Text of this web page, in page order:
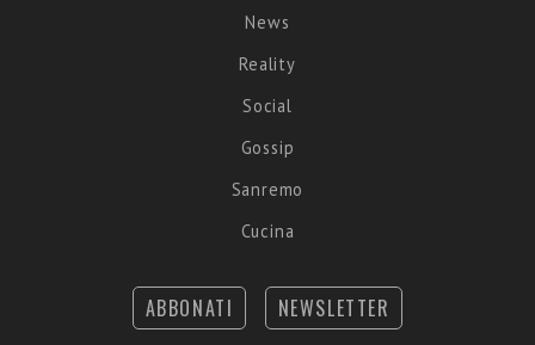
News
Reality
Social
Gossip
Sanremo
Cucina
ABBONATI NEWSLETTER